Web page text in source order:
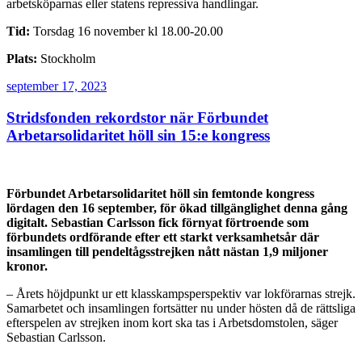
arbetsköparnas eller statens repressiva handlingar.
Tid: Torsdag 16 november kl 18.00-20.00
Plats: Stockholm
Publicerat
september 17, 2023
Stridsfonden rekordstor när Förbundet
Arbetarsolidaritet höll sin 15:e kongress
Förbundet Arbetarsolidaritet höll sin femtonde kongress
lördagen den 16 september, för ökad tillgänglighet denna gång
digitalt. Sebastian Carlsson fick förnyat förtroende som
förbundets ordförande efter ett starkt verksamhetsår där
insamlingen till pendeltågsstrejken nått nästan 1,9 miljoner
kronor.
– Årets höjdpunkt ur ett klasskampsperspektiv var lokförarnas strejk.
Samarbetet och insamlingen fortsätter nu under hösten då de rättsliga
efterspelen av strejken inom kort ska tas i Arbetsdomstolen, säger
Sebastian Carlsson.